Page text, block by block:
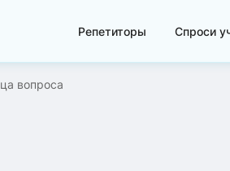
Репетиторы Спроси
вопроса